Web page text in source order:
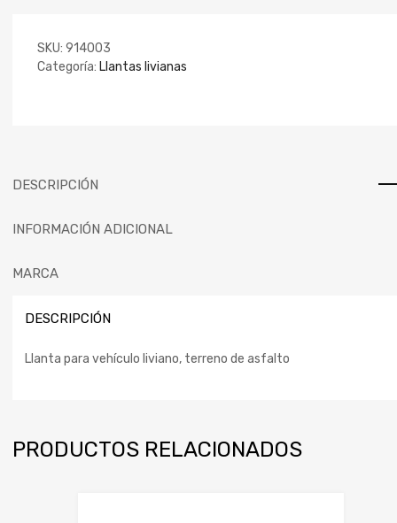
SKU: 914003
Categoría: Llantas livianas
DESCRIPCIÓN
INFORMACIÓN ADICIONAL
MARCA
DESCRIPCIÓN
Llanta para vehículo liviano, terreno de asfalto
PRODUCTOS RELACIONADOS